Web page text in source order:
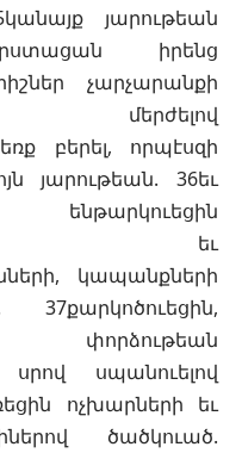
յարութեան
իրենց
չարչարանքի
մերժելով
բերել, որպէսզի
յարութեան. 36եւ
եւ
կապանքների
փորձութեան
սրով սպանուելով
ոչխարների եւ
ծածկուած.